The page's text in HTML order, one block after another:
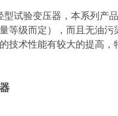
试验变压器，本系列产
等级而定），而且无油
技术性能有较大的提高